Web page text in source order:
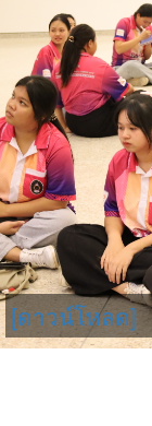
[ดาวน์โหลด]